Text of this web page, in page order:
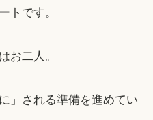
トです。
お二人。
」される準備を進めてい